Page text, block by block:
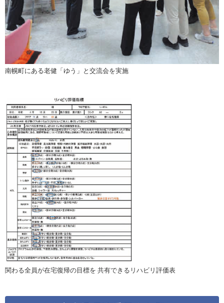
南幌町にある老健「ゆう」と交流会を実施
関わる全員が在宅復帰の目標を 共有できるリハビリ評価表